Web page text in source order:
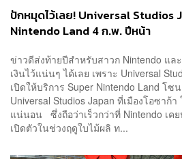
ปักหมุดไว้เลย! Universal Studios
Nintendo Land 4 ก.พ. ปีหน้า
ข่าวดีส่งท้ายปีสำหรับสาวก Nintendo แล
เงินไว้แน่นๆ ได้เลย เพราะ Universal
เปิดให้บริการ Super Nintendo Land โ
Universal Studios Japan ที่เมืองโอซาก้
แน่นอน ซึ่งถือว่าเร็วกว่าที่ Nintendo เค
เปิดตัวในช่วงฤดูใบไม้ผลิ ท...